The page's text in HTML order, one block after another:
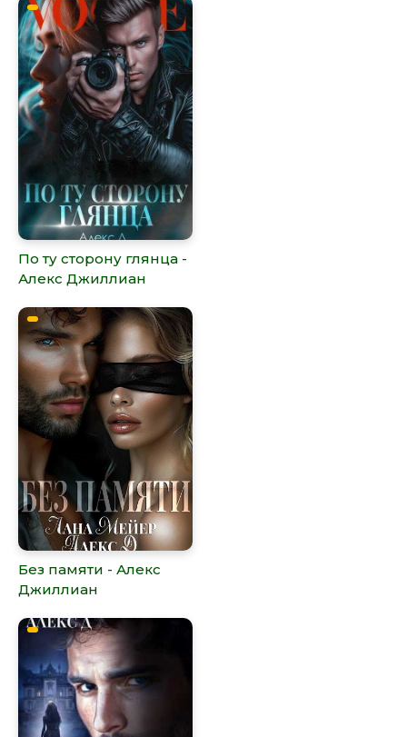
По ту сторону глянца -
Алекс Джиллиан
Без памяти - Алекс
Джиллиан